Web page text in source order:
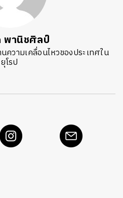
พานิชศิลป์
ความเคลื่อนไหวของประเทศใน
ยุโรป